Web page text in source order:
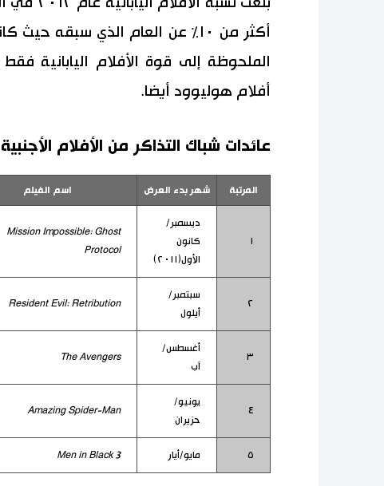
الملحوظة إلى قوة الأفلام اليابانية
أفلام هوليوود أيضا.
عائدات شباك التذاكر من الأفلام
المرتبة شهر بدء العرض اسم الفيلم
١
ديسمبر/
كانون
الأول(٢٠١١)
Mission Impossible: Ghost
Protocol
٢
سبتمبر/
أيلول
Resident Evil: Retribution
٣
أغسطس/
آب
The Avengers
٤
يونيو/
حزيران
Amazing Spider-Man
٥ مايو/أيار Men in Black 3